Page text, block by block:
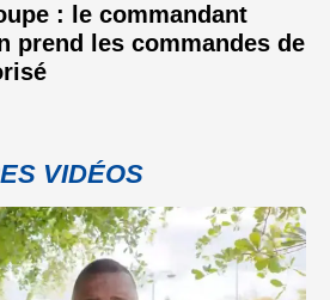
: le commandant
prend les commandes de
VIDÉOS